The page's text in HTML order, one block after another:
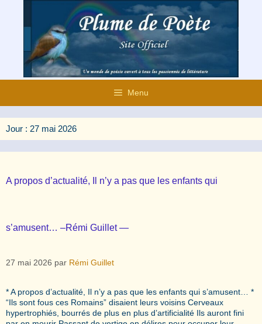
contenu
Menu
Jour : 27 mai 2026
A propos d’actualité, Il n’y a pas que les enfants qui
s’amusent… –Rémi Guillet —
27 mai 2026 par Rémi Guillet
* A propos d’actualité, Il n’y a pas que les enfants qui s’amusent… *
“Ils sont fous ces Romains” disaient leurs voisins Cerveaux
hypertrophiés, bourrés de plus en plus d’artificialité Ils auront fini